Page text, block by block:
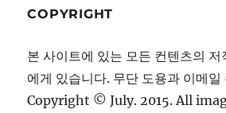
COPYRIGHT
본 사이트에 있는 모든 컨텐츠의
에게 있습니다. 무단 도용과 이메
Copyright © July. 2015. All